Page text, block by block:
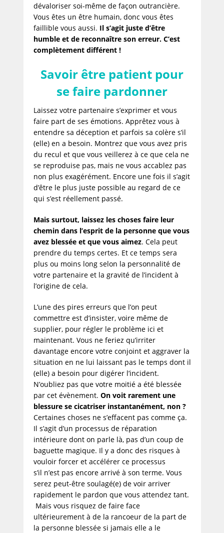
dévaloriser soi-même de façon outrancière.
Vous êtes un être humain, donc vous êtes
faillible vous aussi. Il s’agit juste d’être
humble et de reconnaître son erreur. C’est
complètement différent !
Savoir être patient pour
se faire pardonner
Laissez votre partenaire s’exprimer et vous
faire part de ses émotions. Apprêtez vous à
entendre sa déception et parfois sa colère s’il
(elle) en a besoin. Montrez que vous avez pris
du recul et que vous veillerez à ce que cela ne
se reproduise pas, mais ne vous accablez pas
non plus exagérément. Encore une fois il s’agit
d’être le plus juste possible au regard de ce
qui s’est réellement passé.
Mais surtout, laissez les choses faire leur
chemin dans l’esprit de la personne que vous
avez blessée et que vous aimez. Cela peut
prendre du temps certes. Et ce temps sera
plus ou moins long selon la personnalité de
votre partenaire et la gravité de l’incident à
l’origine de cela.
L’une des pires erreurs que l’on peut
commettre est d’insister, voire même de
supplier, pour régler le problème ici et
maintenant. Vous ne feriez qu’irriter
davantage encore votre conjoint et aggraver la
situation en ne lui laissant pas le temps dont il
(elle) a besoin pour digérer l’incident.
N’oubliez pas que votre moitié a été blessée
par cet évènement. On voit rarement une
blessure se cicatriser instantanément, non ?
Certaines choses ne s’effacent pas comme ça.
Il s’agit d’un processus de réparation
intérieure dont on parle là, pas d’un coup de
baguette magique. Il y a donc des risques à
vouloir forcer et accélérer ce processus
s’il n’est pas encore arrivé à son terme. Vous
serez peut-être soulagé(e) de voir arriver
rapidement le pardon que vous attendez tant.
Mais vous risquez de faire face
ultérieurement à de la rancoeur de la part de
la personne blessée si jamais elle a le